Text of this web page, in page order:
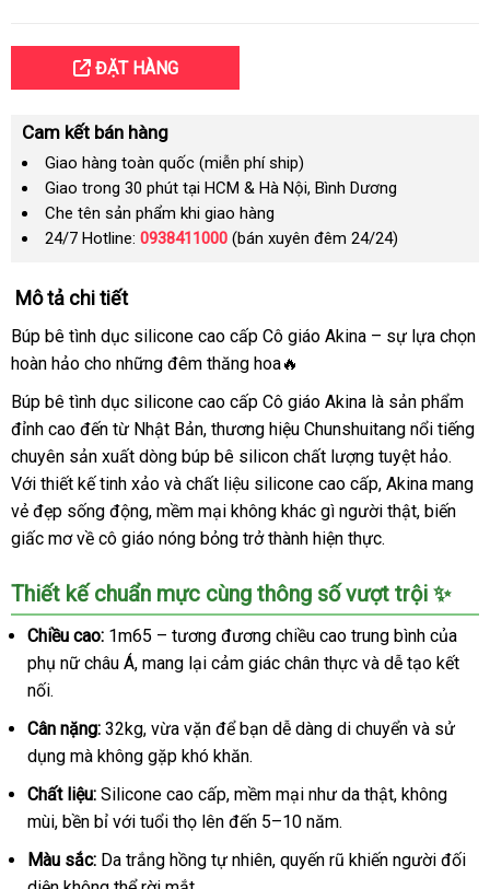
ĐẶT HÀNG
Cam kết bán hàng
Giao hàng toàn quốc (miễn phí ship)
Giao trong 30 phút tại HCM & Hà Nội, Bình Dương
Che tên sản phẩm khi giao hàng
24/7 Hotline: 0938411000 (bán xuyên đêm 24/24)
Mô tả chi tiết
Búp bê tình dục silicone cao cấp Cô giáo Akina – sự lựa chọn
hoàn hảo cho những đêm thăng hoa🔥
Búp bê tình dục silicone cao cấp Cô giáo Akina là sản phẩm
đỉnh cao đến từ Nhật Bản, thương hiệu Chunshuitang nổi tiếng
chuyên sản xuất dòng búp bê silicon chất lượng tuyệt hảo.
Với thiết kế tinh xảo và chất liệu silicone cao cấp, Akina mang
vẻ đẹp sống động, mềm mại không khác gì người thật, biến
giấc mơ về cô giáo nóng bỏng trở thành hiện thực.
Thiết kế chuẩn mực cùng thông số vượt trội ✨
Chiều cao: 1m65 – tương đương chiều cao trung bình của
phụ nữ châu Á, mang lại cảm giác chân thực và dễ tạo kết
nối.
Cân nặng: 32kg, vừa vặn để bạn dễ dàng di chuyển và sử
dụng mà không gặp khó khăn.
Chất liệu: Silicone cao cấp, mềm mại như da thật, không
mùi, bền bỉ với tuổi thọ lên đến 5–10 năm.
Màu sắc: Da trắng hồng tự nhiên, quyến rũ khiến người đối